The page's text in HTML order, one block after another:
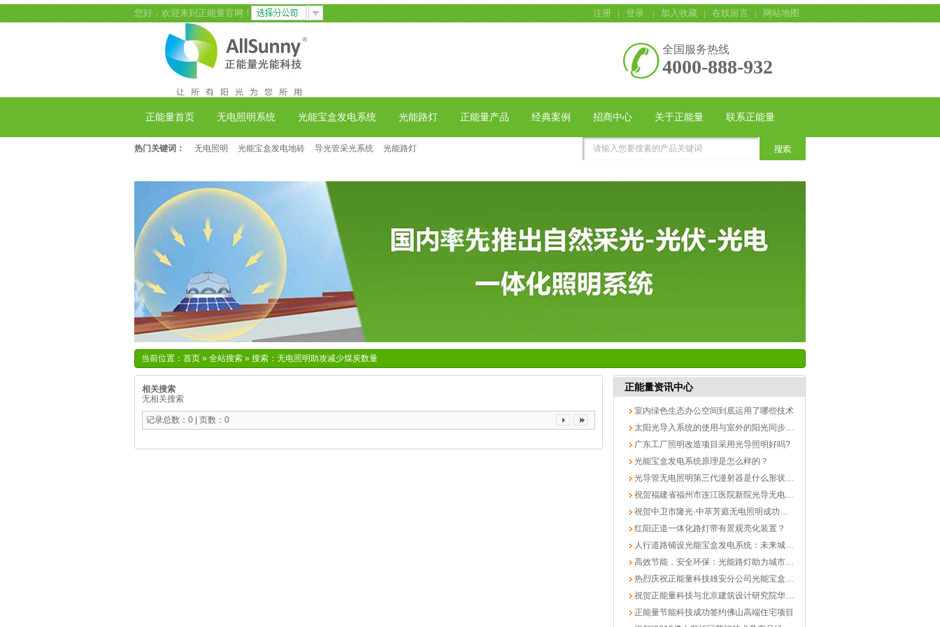
注册 | 登录 | 加入收藏 | 在线留言 | 网站地图
您好，欢迎来到正能量官网！
全国服务热线
4000-888-932
正能量首页 无电照明系统 光能宝盒发电系统 光能路灯 正能量产品 经典案例 招商中心 关于正能量 联系正能量
热门关键词： 无电照明 光能宝盒发电地砖 导光管采光系统 光能路灯
当前位置： 首页 » 全站搜索 » 搜索：无电照明助攻减少煤炭数量
相关搜索
无相关搜索
记录总数：0 | 页数：0
正能量资讯中心
室内绿色生态办公空间到底运用了哪些技术
太阳光导入系统的使用与室外的阳光同步吗？
广东工厂照明改造项目采用光导照明好吗?
光能宝盒发电系统原理是怎么样的？
光导管无电照明第三代漫射器是什么形状的？
祝贺福建省福州市连江医院新院光导无电照明成功落地
祝贺中卫市隆光·中萃芳庭无电照明成功落地
红阳正道一体化路灯带有景观亮化装置？
人行道路铺设光能宝盒发电系统：未来城市的绿色能源新篇章
高效节能，安全环保：光能路灯助力城市可持续发展
热烈庆祝正能量科技雄安分公司光能宝盒发现系统完美竣工
祝贺正能量科技与北京建筑设计研究院华南中心交流活动圆满成功
正能量节能科技成功签约佛山高端住宅项目